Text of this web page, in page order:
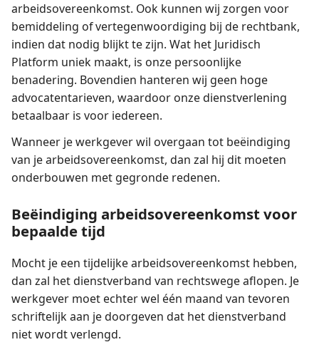
arbeidsovereenkomst. Ook kunnen wij zorgen voor
bemiddeling of vertegenwoordiging bij de rechtbank,
indien dat nodig blijkt te zijn. Wat het Juridisch
Platform uniek maakt, is onze persoonlijke
benadering. Bovendien hanteren wij geen hoge
advocatentarieven, waardoor onze dienstverlening
betaalbaar is voor iedereen.
Wanneer je werkgever wil overgaan tot beëindiging
van je arbeidsovereenkomst, dan zal hij dit moeten
onderbouwen met gegronde redenen.
Beëindiging arbeidsovereenkomst voor
bepaalde tijd
Mocht je een tijdelijke arbeidsovereenkomst hebben,
dan zal het dienstverband van rechtswege aflopen. Je
werkgever moet echter wel één maand van tevoren
schriftelijk aan je doorgeven dat het dienstverband
niet wordt verlengd.